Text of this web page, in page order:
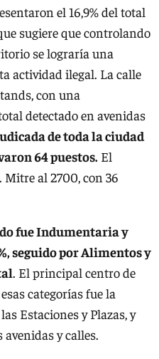
el 16,9% del total
sugiere que controlando
se lograría una
actividad ilegal. La calle
con una
detectado en avenidas
de toda la ciudad
64 puestos. El
Mitre al 2700, con 36
fue Indumentaria y
seguido por Alimentos y
. El principal centro de
categorías fue la
Estaciones y Plazas, y
y calles.